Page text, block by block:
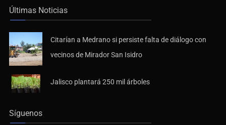
Últimas Noticias
Citarían a Medrano si persiste falta de diálogo con
vecinos de Mirador San Isidro
Jalisco plantará 250 mil árboles
Síguenos